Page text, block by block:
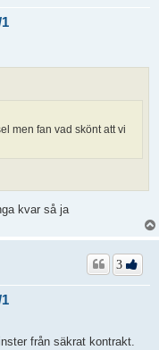
men fan vad skönt att vi
kvar så ja
3
från säkrat kontrakt.